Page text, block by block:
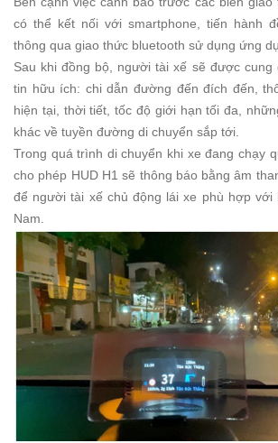
có thể kết nối với smartphone, tiến hành
thông qua giao thức bluetooth sử dụng ứng
Sau khi đồng bộ, người tài xế sẽ được cung
tin hữu ích: chi dẫn đường đến đích đến,
hiện tại, thời tiết, tốc độ giới hạn tối đa,
khác về tuyền đường di chuyển sắp tới.
Trong quá trình di chuyển khi xe đang chạy
cho phép HUD H1 sẽ thông báo bằng âm
để người tài xế chủ động lái xe phù hợp với
Nam.